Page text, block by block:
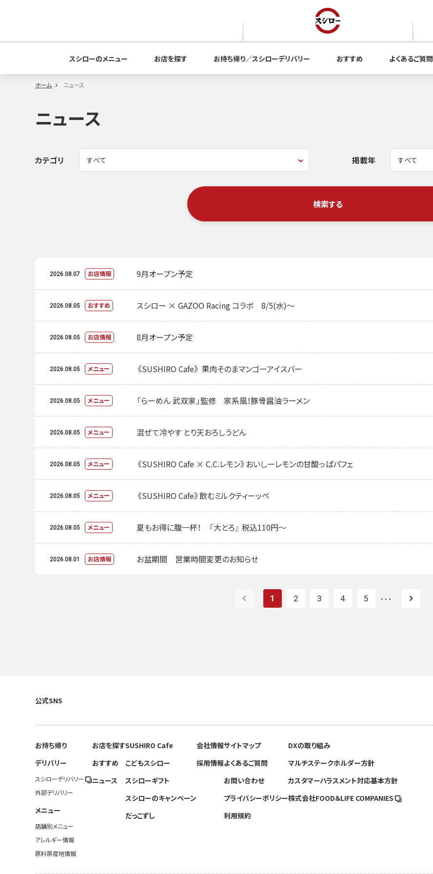
スシローのメニュー お店を探す お持ち帰り／スシローデリバリー おすすめ よくあるご質問
ホーム ニュース
ニュース
カテゴリ 掲載年
検索する
2026.08.07 お店情報 9月オープン予定
2026.08.05 おすすめ スシロー × GAZOO Racing コラボ 8/5(水)～
2026.08.05 お店情報 8月オープン予定
2026.08.05 メニュー 《SUSHIRO Cafe》 果肉そのまマンゴーアイスバー
2026.08.05 メニュー 「らーめん 武双家」監修 家系風！豚骨醤油ラーメン
2026.08.05 メニュー 混ぜて冷やす とり天おろしうどん
2026.08.05 メニュー 《SUSHIRO Cafe × C.C.レモン》おいしーレモンの甘酸っぱパフェ
2026.08.05 メニュー 《SUSHIRO Cafe》飲むミルクティーッペ
2026.08.05 メニュー 夏もお得に腹一杯！ 『大とろ』 税込110円～
2026.08.01 お店情報 お盆期間 営業時間変更のお知らせ
1 2 3 4 5 ・・・
公式SNS
お持ち帰り
デリバリー
スシローデリバリー
外部デリバリー
メニュー
店舗別メニュー
アレルギー情報
原料原産地情報
お店を探す
おすすめ
ニュース
SUSHIRO Cafe
こどもスシロー
スシローギフト
スシローのキャンペーン
だっこずし
会社情報
採用情報
サイトマップ
よくあるご質問
お問い合わせ
プライバシーポリシー
利用規約
DXの取り組み
マルチステークホルダー方針
カスタマーハラスメント対応基本方針
株式会社FOOD＆LIFE COMPANIES